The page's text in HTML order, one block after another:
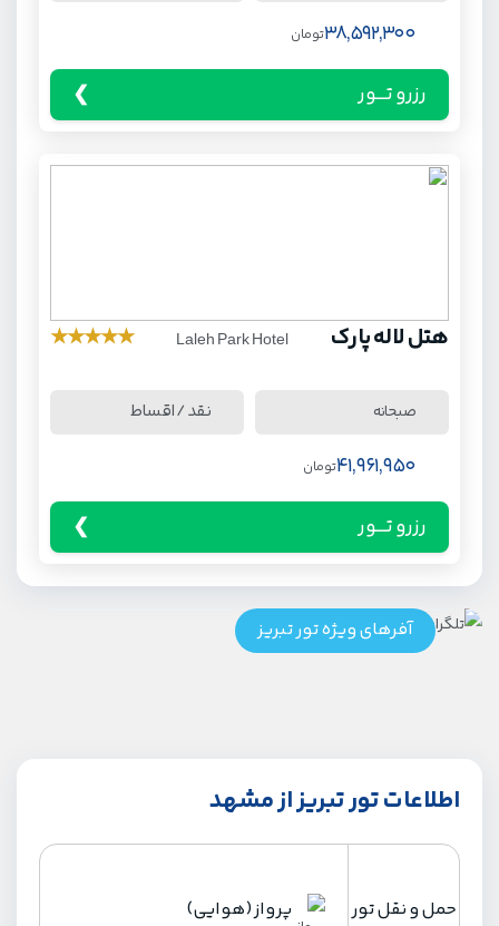
38,592,300تومان
رزرو تـــور
هتل لاله پارک Laleh Park Hotel
★
★
★
★
★
صبحانه نقد / اقساط
41,961,950تومان
رزرو تـــور
آفرهای ویژه تور تبریز
اطلاعات تور تبریز از مشهد
حمل و نقل تور پرواز (هوایی)